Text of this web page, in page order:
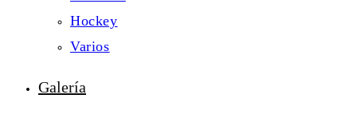
Hockey
Varios
Galería